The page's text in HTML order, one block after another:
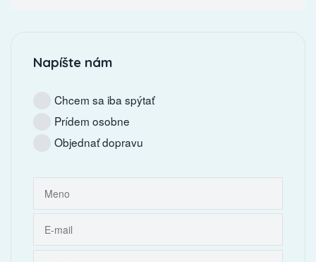
Napíšte nám
Chcem sa iba spýtať
Prídem osobne
Objednať dopravu